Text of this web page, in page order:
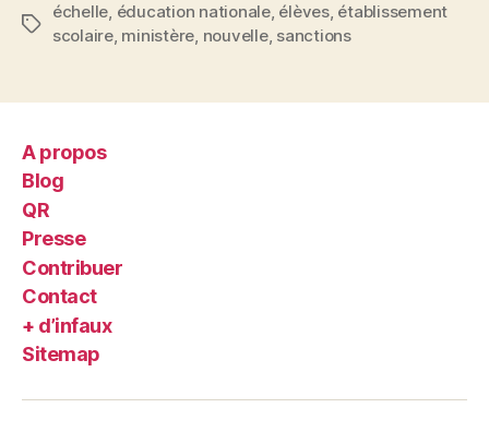
Étiquettes
échelle, éducation nationale, élèves, établissement
scolaire, ministère, nouvelle, sanctions
A propos
Blog
QR
Presse
Contribuer
Contact
+ d’infaux
Sitemap